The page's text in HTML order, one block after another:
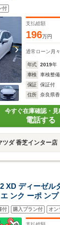
付
支払総額
196万円
通常ローン 月々
年式 2019年
車検
車検整
保証
保証付
住所
奈良県
今すぐ在庫確認・見
電話する
ツダ 香芝インター店
XD ディーゼ
ンク ーポ ン
減ブレーキ
ストキー プッ
付 購入プラン付 オン